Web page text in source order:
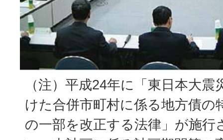
（注）平成24年に「東日本大
けた合併市町村に係る地方債の
の一部を改正する法律」が施行